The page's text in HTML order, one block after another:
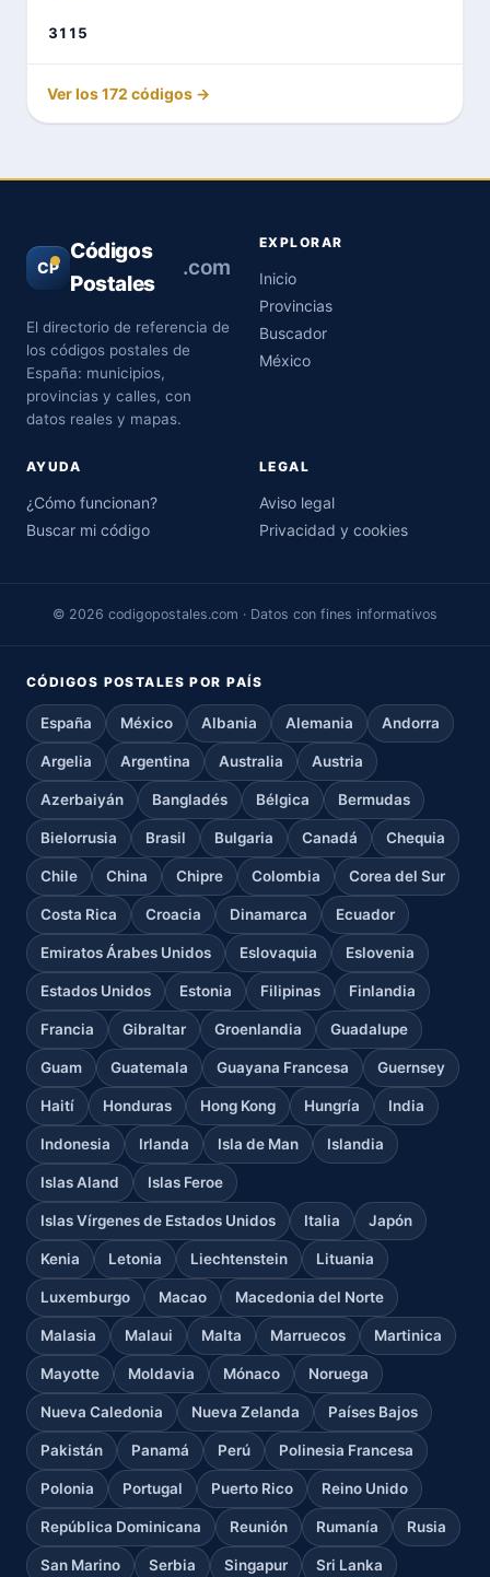
3115
Ver los 172 códigos →
CP
Códigos
Postales
.com
El directorio de referencia de
los códigos postales de
España: municipios,
provincias y calles, con
datos reales y mapas.
EXPLORAR
Inicio
Provincias
Buscador
México
AYUDA
¿Cómo funcionan?
Buscar mi código
LEGAL
Aviso legal
Privacidad y cookies
© 2026 codigopostales.com · Datos con fines informativos
CÓDIGOS POSTALES POR PAÍS
España México Albania Alemania Andorra
Argelia Argentina Australia Austria
Azerbaiyán Bangladés Bélgica Bermudas
Bielorrusia Brasil Bulgaria Canadá Chequia
Chile China Chipre Colombia Corea del Sur
Costa Rica Croacia Dinamarca Ecuador
Emiratos Árabes Unidos Eslovaquia Eslovenia
Estados Unidos Estonia Filipinas Finlandia
Francia Gibraltar Groenlandia Guadalupe
Guam Guatemala Guayana Francesa Guernsey
Haití Honduras Hong Kong Hungría India
Indonesia Irlanda Isla de Man Islandia
Islas Aland Islas Feroe
Islas Vírgenes de Estados Unidos Italia Japón
Kenia Letonia Liechtenstein Lituania
Luxemburgo Macao Macedonia del Norte
Malasia Malaui Malta Marruecos Martinica
Mayotte Moldavia Mónaco Noruega
Nueva Caledonia Nueva Zelanda Países Bajos
Pakistán Panamá Perú Polinesia Francesa
Polonia Portugal Puerto Rico Reino Unido
República Dominicana Reunión Rumanía Rusia
San Marino Serbia Singapur Sri Lanka